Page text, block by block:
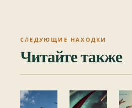
СЛЕДУЮЩИЕ НАХОДКИ
Читайте также